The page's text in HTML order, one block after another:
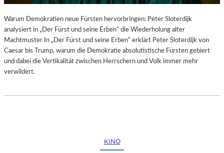
Warum Demokratien neue Fürsten hervorbringen: Peter Sloterdijk
analysiert in „Der Fürst und seine Erben“ die Wiederholung alter
Machtmuster In „Der Fürst und seine Erben“ erklärt Peter Sloterdijk von
Caesar bis Trump, warum die Demokratie absolutistische Fürsten gebiert
und dabei die Vertikalität zwischen Herrschern und Volk immer mehr
verwildert.
KINO